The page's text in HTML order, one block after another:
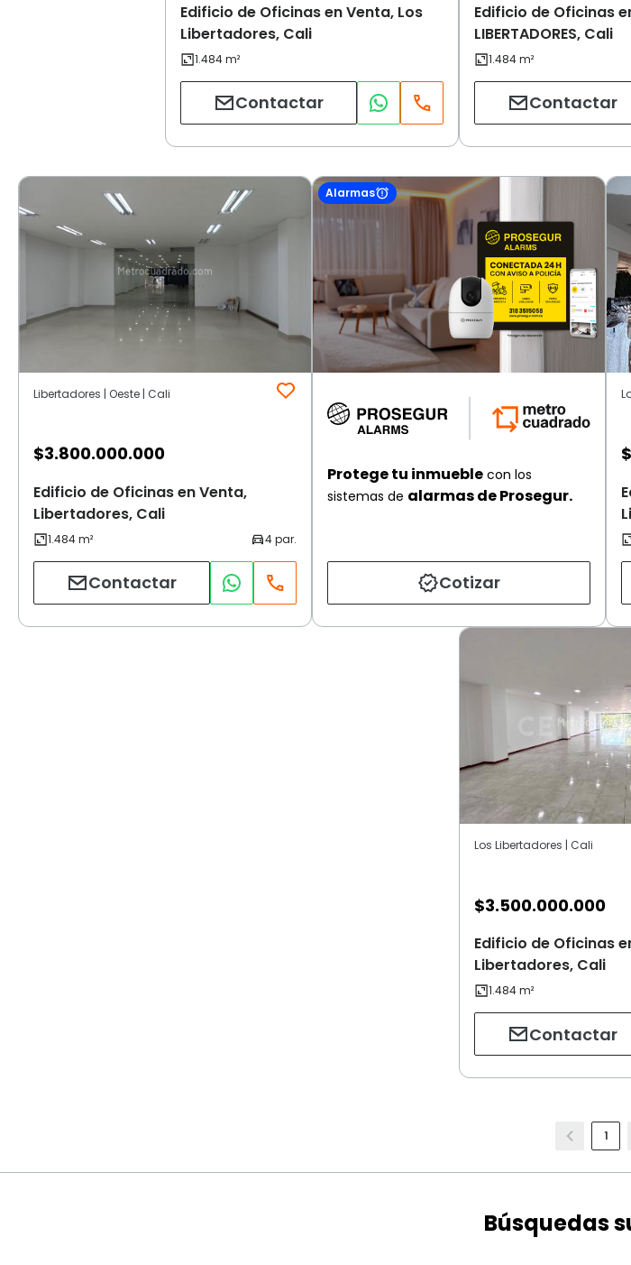
Edificio de Oficinas en Venta, Los
Libertadores, Cali
Contactar
Edificio de Oficinas
LIBERTADORES, Cali
Contactar
Libertadores | Oeste | Cali
$3.800.000.000
Edificio de Oficinas en Venta,
Libertadores, Cali
Contactar
Alarmas
Protege tu inmueble con los
sistemas de alarmas de Prosegur.
Cotizar
$
Los Libertadores | Cali
$3.500.000.000
Edificio de Oficinas
Libertadores, Cali
Contactar
1